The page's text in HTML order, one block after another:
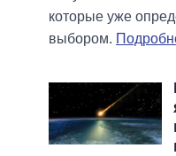
которые уже
выбором.